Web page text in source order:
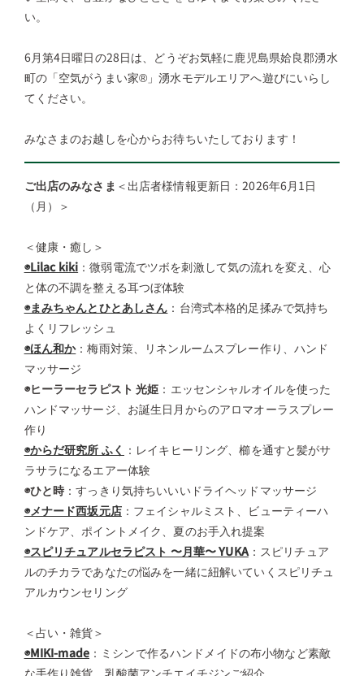
い。
6月第4日曜日の28日は、どうぞお気軽に鹿児島県姶良郡湧水
町の「空気がうまい家®」湧水モデルエリアへ遊びにいらし
てください。
みなさまのお越しを心からお待ちいたしております！
ご出店のみなさま ＜出店者様情報更新日：2026年6月1日
（月）＞
＜健康・癒し＞
◉Lilac kiki ：微弱電流でツボを刺激して気の流れを変え、心
と体の不調を整える耳つぼ体験
◉まみちゃんとひとあしさん ：台湾式本格的足揉みで気持ち
よくリフレッシュ
◉ほん和か：梅雨対策、リネンルームスプレー作り、ハンド
マッサージ
◉ヒーラーセラピスト 光姫 ：エッセンシャルオイルを使った
ハンドマッサージ、お誕生日月からのアロマオーラスプレー
作り
◉からだ研究所 ふく ：レイキヒーリング、櫛を通すと髪がサ
ラサラになるエアー体験
◉ひと時 ：すっきり気持ちいいいドライヘッドマッサージ
◉メナード西坂元店：フェイシャルミスト、ビューティーハ
ンドケア、ポイントメイク、夏のお手入れ提案
◉スピリチュアルセラピスト 〜月華〜 YUKA：スピリチュア
ルのチカラであなたの悩みを一緒に紐解いていくスピリチュ
アルカウンセリング
＜占い・雑貨＞
◉MIKI-made ：ミシンで作るハンドメイドの布小物など素敵